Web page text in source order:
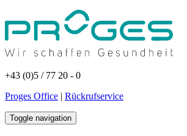
+43 (0)5 / 77 20 - 0
Proges Office | Rückrufservice
Toggle navigation